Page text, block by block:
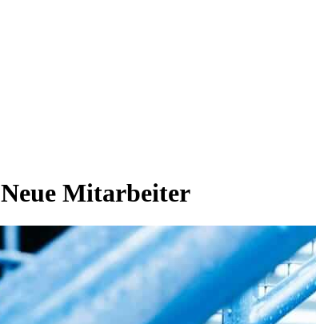
Neue Mitarbeiter